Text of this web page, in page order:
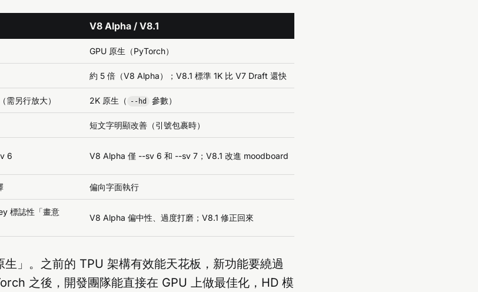
V8 Alpha / V8.1
GPU 原生（PyTorch）
約 5 倍（V8 Alpha）；V8.1 標準 1K 比 V7 Draft 還快
另行放大） 2K 原生（ --hd 參數）
短文字明顯改善（引號包裹時）
6 V8 Alpha 僅 --sv 6 和 --sv 7；V8.1 改進 moodboard
偏向字面執行
標誌性「畫意
V8 Alpha 偏中性、過度打磨；V8.1 修正回來
」。之前的 TPU 架構有效能天花板，新功能要繞過
之後，開發團隊能直接在 GPU 上做最佳化，HD 模